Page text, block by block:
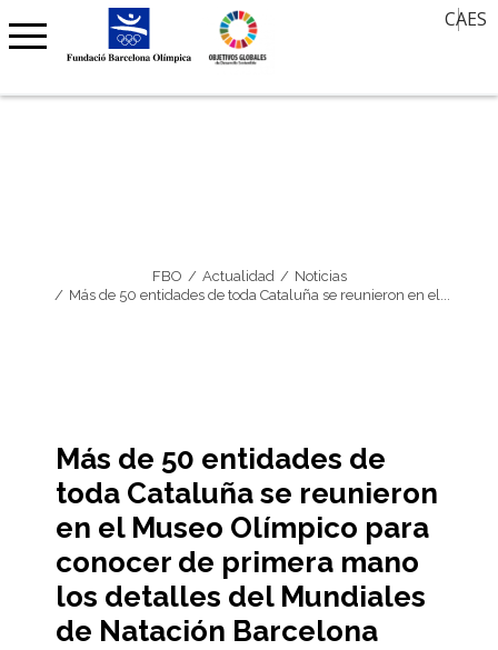
CAES
Ofertas de trabajo
Aula de Historia
Noticias
Contacto
FBO Actualidad
Noticias
Más de 50 entidades de toda Cataluña se reunieron en el...
Más de 50 entidades de
toda Cataluña se reunieron
en el Museo Olímpico para
conocer de primera mano
los detalles del Mundiales
de Natación Barcelona